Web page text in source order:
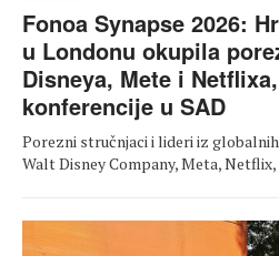
Fonoa Synapse 2026:
u Londonu okupila
Disneya, Mete i
konferencije u SAD
Porezni stručnjaci i lideri iz
Walt Disney Company, Meta,